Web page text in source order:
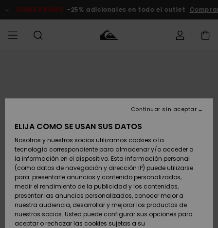
del
DOBLE PROMO -25% adicionales en todo el outlet Comprar
Zapatos y
chanclas
Surf
Snow
Zapatos y
chanclas
Surf
Snow
Destacados
Snow
SURF
Highlights
Comunidad
SNOW
Snow Niños
Tienda
Snow Mujer
Destacados
DOBLE
PROMO
Outlet
Mujer
Envio
Devoluciones
Pago
Tarjeta de
regalo
Quiksilver
Freedom
ELIJA CÓMO SE USAN SUS DATOS
Nosotros y nuestros socios utilizamos cookies o la
tecnología correspondiente para almacenar y/o acceder a
la información en el dispositivo. Esta información personal
(como datos de navegación y dirección IP) puede utilizarse
para: presentarle anuncios y contenido personalizados,
medir el rendimiento de la publicidad y los contenidos,
presentar las anuncios personalizados, conocer mejor a
nuestra audiencia, desarrollar y mejorar los productos de
nuestros socios. Usted puede configurar sus opciones para
aceptar o rechazar las cookies sujetas a su
Continuar sin aceptar